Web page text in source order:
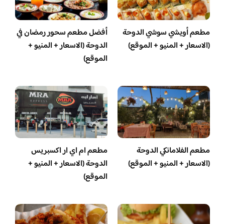
مطعم أويشي سوشي الدوحة
(الاسعار + المنيو + الموقع)
أفضل مطعم سحور رمضان في
الدوحة (الاسعار + المنيو +
الموقع)
مطعم الفلامانكي الدوحة
(الاسعار + المنيو + الموقع)
مطعم ام اي ار اكسبريس
الدوحة (الاسعار + المنيو +
الموقع)